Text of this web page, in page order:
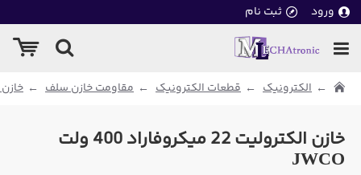
ورود ثبت نام
الکترونیک قطعات الکترونیک مقاومت خازن سلف
خازن الکترولیت 22 میکروفاراد 400 ولت
JWCO